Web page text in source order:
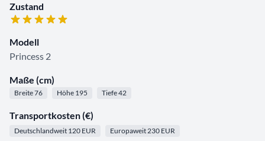
Zustand
Modell
Princess 2
Maße (cm)
Breite 76 Höhe 195 Tiefe 42
Transportkosten (€)
Deutschlandweit 120 EUR Europaweit 230 EUR